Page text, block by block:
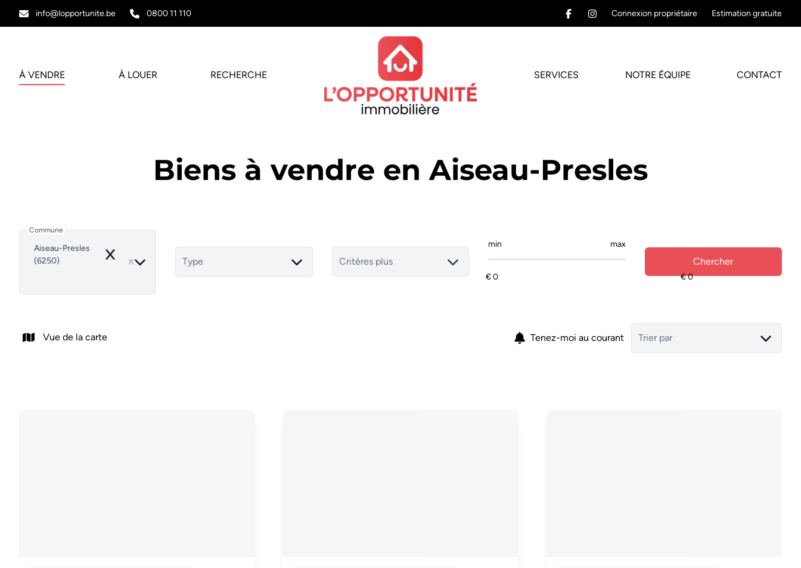
info@lopportunite.be 0800 11 110 Connexion propriétaire Estimation gratuite
À VENDRE À LOUER RECHERCHE SERVICES NOTRE ÉQUIPE CONTACT
Biens à vendre en Aiseau-Presles
Commune
Aiseau-Presles
(6250)
Remove Type Critères plus
min max
Chercher
Vue de la carte Tenez-moi au courant Trier par